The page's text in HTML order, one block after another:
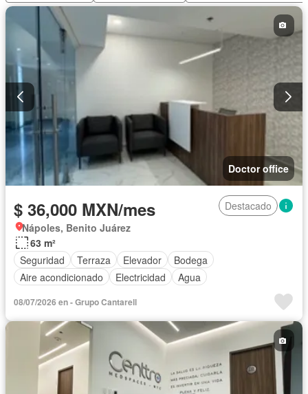
Doctor office
$ 36,000 MXN/mes
Destacado
Nápoles, Benito Juárez
63 m²
Seguridad
Terraza Elevador
Bodega
Aire acondicionado
Electricidad Agua
08/07/2026 en - Grupo Cantarell